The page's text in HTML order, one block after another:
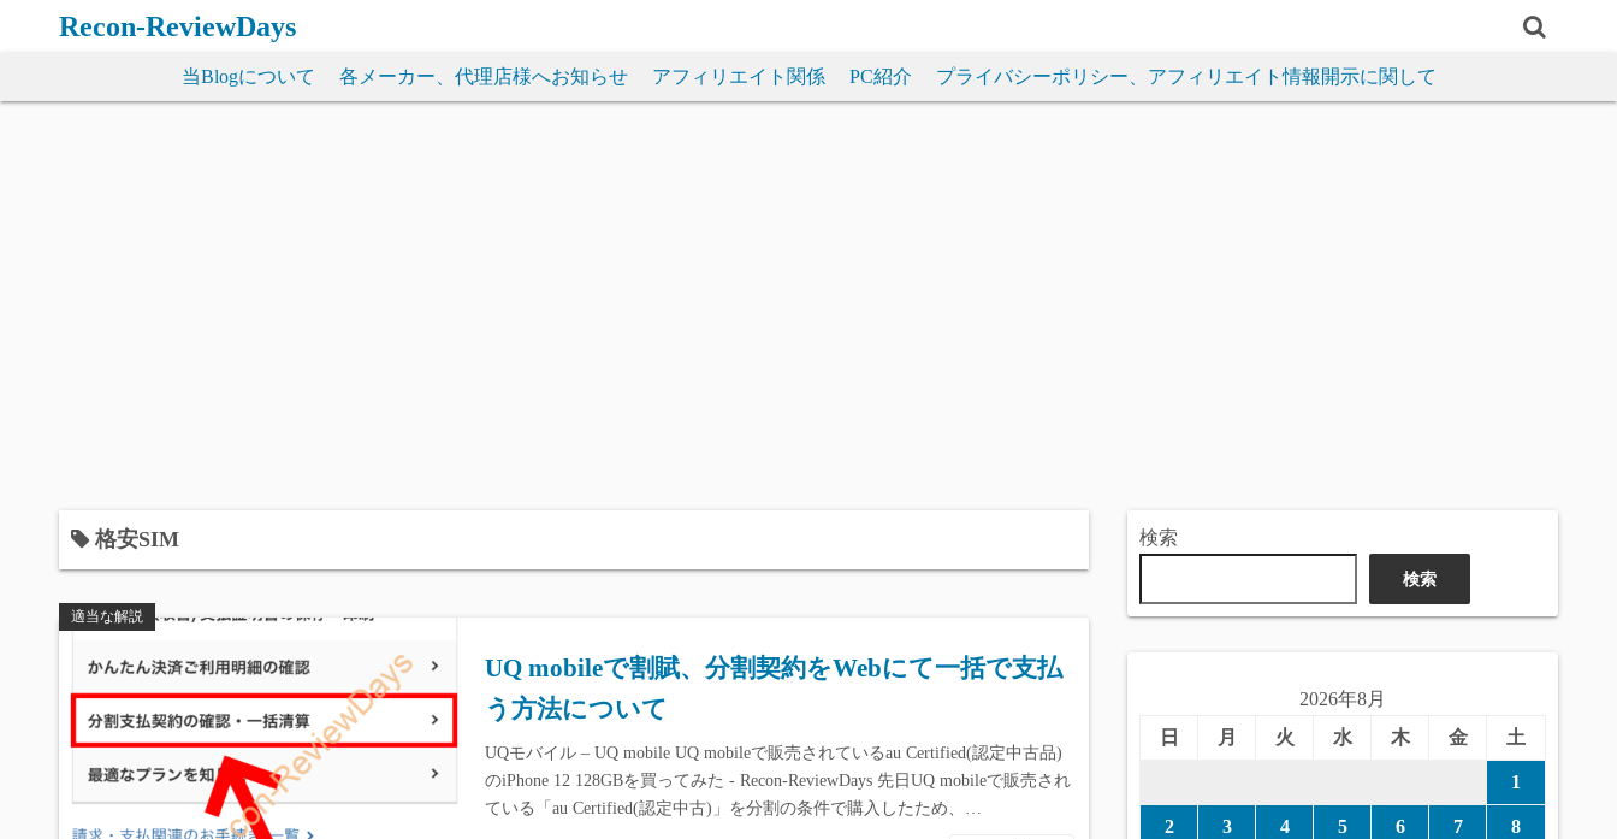
ン
Recon-ReviewDays
当Blogについて 各メーカー、代理店様へお知らせ アフィリエイト関係 PC紹介 プライバシーポリシー、アフィリエイト情報開示に関して
格安SIM
適当な解説
UQ mobileで割賦、分割契約をWebにて一括で支払
う方法について
UQモバイル – UQ mobile UQ mobileで販売されているau Certified(認定中古品)
のiPhone 12 128GBを買ってみた - Recon-ReviewDays 先日UQ mobileで販売され
ている「au Certified(認定中古)」を分割の条件で購入したため、…
検索
検索
2026年8月
日
月 火 水 木 金 土
1
2 3 4 5 6 7 8